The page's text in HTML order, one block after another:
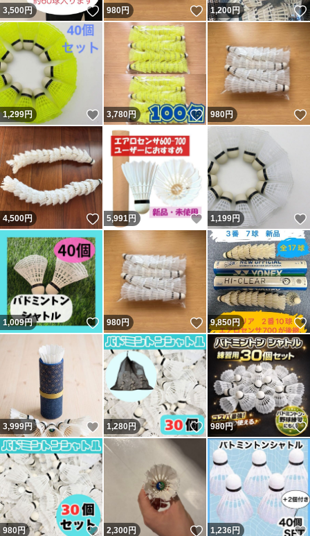
3,500円 いいね！
980円 いいね！
1,200円
1,299円 いいね！
3,780円 いいね！
980円
4,500円 いいね！
5,991円 いいね！
1,199円
1,009円 いいね！
980円 いいね！
9,850円
3,999円 いいね！
1,280円 いいね！
980円
980円 いいね！
2,300円 いいね！
1,236円